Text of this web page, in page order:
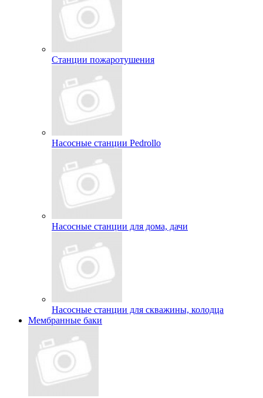
Станции пожаротушения
Насосные станции Pedrollo
Насосные станции для дома, дачи
Насосные станции для скважины, колодца
Мембранные баки